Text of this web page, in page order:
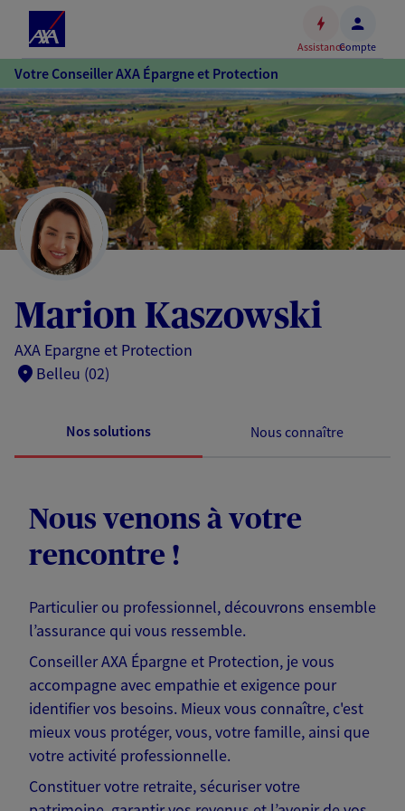
Accéder
au
contenu
principal
Accéder
au
pied
de
page
AssistanceCompte
Votre Conseiller AXA Épargne et Protection
Marion Kaszowski
AXA Epargne et Protection
Belleu (02)
Nos solutions Nous connaître
Nous venons à votre
rencontre !
Particulier ou professionnel, découvrons ensemble
l’assurance qui vous ressemble.
Conseiller AXA Épargne et Protection, je vous
accompagne avec empathie et exigence pour
identifier vos besoins. Mieux vous connaître, c'est
mieux vous protéger, vous, votre famille, ainsi que
votre activité professionnelle.
Constituer votre retraite, sécuriser votre